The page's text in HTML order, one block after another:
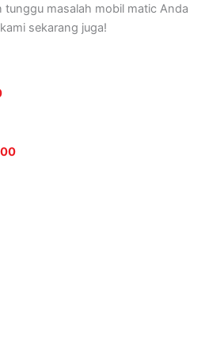
tunggu masalah mobil matic Anda
sekarang juga!